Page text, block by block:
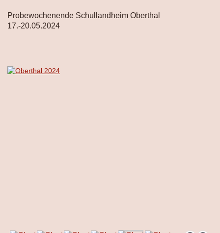
Probewochenende Schullandheim Oberthal
17.-20.05.2024